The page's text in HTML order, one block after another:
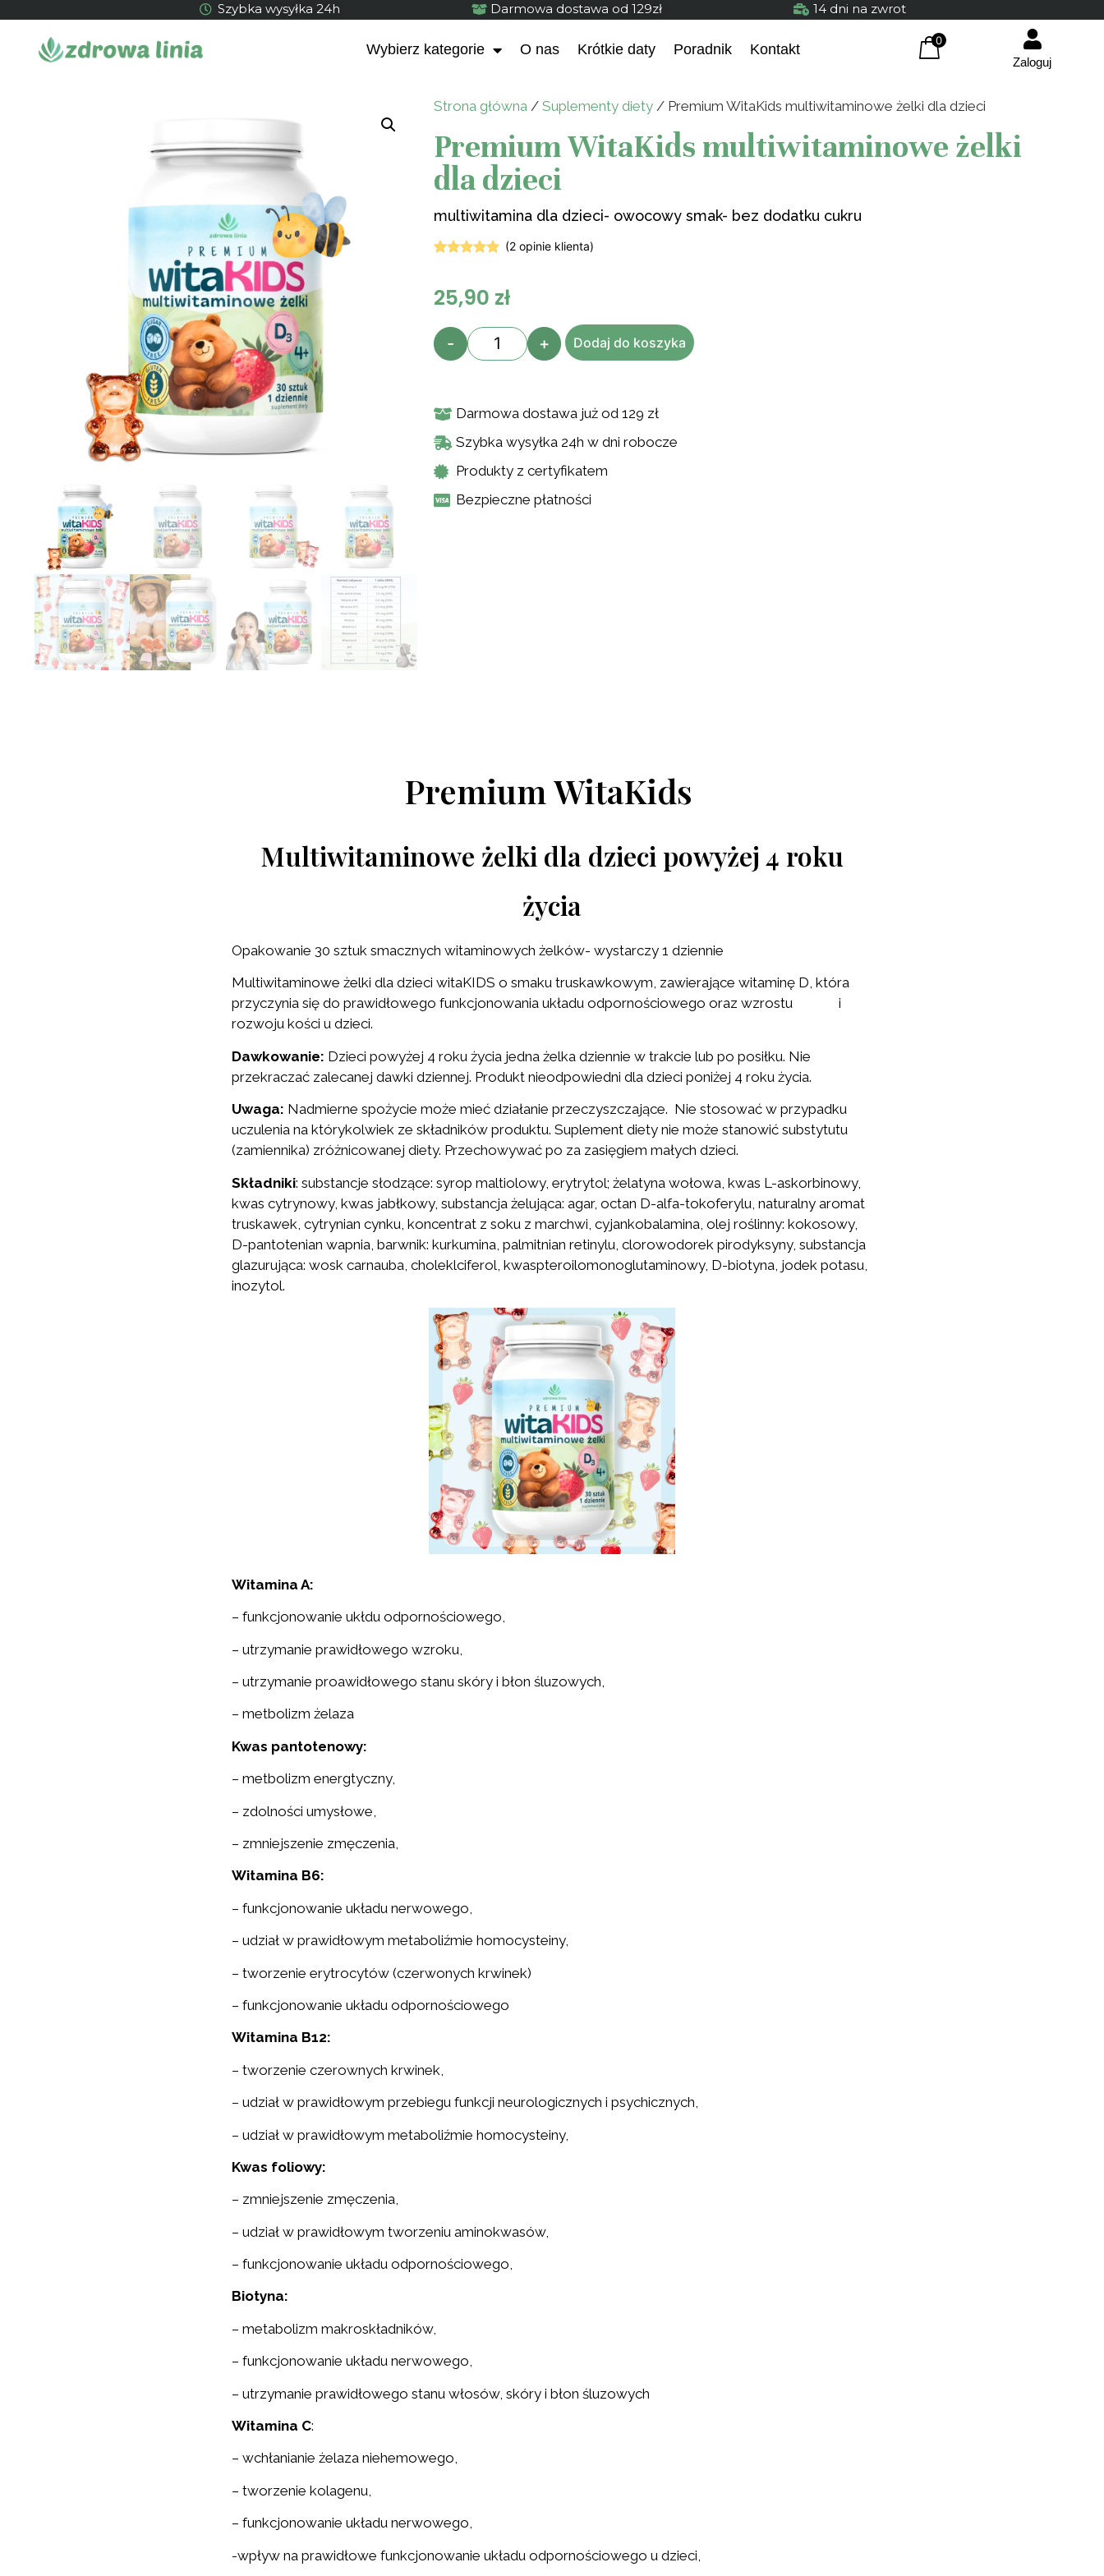
Szybka wysyłka 24h Darmowa dostawa od 129zł 14 dni na zwrot
Wybierz kategorie O nas Krótkie daty Poradnik Kontakt
0
Zaloguj
Strona główna/ Suplementy diety/ Premium WitaKids multiwitaminowe żelki dla dzieci
Premium WitaKids multiwitaminowe żelki
dla dzieci
multiwitamina dla dzieci- owocowy smak- bez dodatku cukru
na
podstawie
klientów
(2opinie klienta)
25,90 zł
- + Dodaj do koszyka
Darmowa dostawa już od 129 zł
Szybka wysyłka 24h w dni robocze
Produkty z certyfikatem
Bezpieczne płatności
Premium WitaKids
Multiwitaminowe żelki dla dzieci powyżej 4 roku
życia
Opakowanie 30 sztuk smacznych witaminowych żelków- wystarczy 1 dziennie
Multiwitaminowe żelki dla dzieci witaKIDS o smaku truskawkowym, zawierające witaminę D, która
przyczynia się do prawidłowego funkcjonowania układu odpornościowego oraz wzrostu i
rozwoju kości u dzieci.
Dawkowanie: Dzieci powyżej 4 roku życia jedna żelka dziennie w trakcie lub po posiłku. Nie
przekraczać zalecanej dawki dziennej. Produkt nieodpowiedni dla dzieci poniżej 4 roku życia.
Uwaga: Nadmierne spożycie może mieć działanie przeczyszczające. Nie stosować w przypadku
uczulenia na którykolwiek ze składników produktu. Suplement diety nie może stanowić substytutu
(zamiennika) zróżnicowanej diety. Przechowywać po za zasięgiem małych dzieci.
Składniki: substancje słodzące: syrop maltiolowy, erytrytol; żelatyna wołowa, kwas L-askorbinowy,
kwas cytrynowy, kwas jabłkowy, substancja żelująca: agar, octan D-alfa-tokoferylu, naturalny aromat
truskawek, cytrynian cynku, koncentrat z soku z marchwi, cyjankobalamina, olej roślinny: kokosowy,
D-pantotenian wapnia, barwnik: kurkumina, palmitnian retinylu, clorowodorek pirodyksyny, substancja
glazurująca: wosk carnauba, choleklciferol, kwaspteroilomonoglutaminowy, D-biotyna, jodek potasu,
inozytol.
Witamina A:
– funkcjonowanie ukłdu odpornościowego,
– utrzymanie prawidłowego wzroku,
– utrzymanie proawidłowego stanu skóry i błon śluzowych,
– metbolizm żelaza
Kwas pantotenowy:
– metbolizm energtyczny,
– zdolności umysłowe,
– zmniejszenie zmęczenia,
Witamina B6:
– funkcjonowanie układu nerwowego,
– udział w prawidłowym metaboliźmie homocysteiny,
– tworzenie erytrocytów (czerwonych krwinek)
– funkcjonowanie układu odpornościowego
Witamina B12:
– tworzenie czerownych krwinek,
– udział w prawidłowym przebiegu funkcji neurologicznych i psychicznych,
– udział w prawidłowym metaboliźmie homocysteiny,
Kwas foliowy:
– zmniejszenie zmęczenia,
– udział w prawidłowym tworzeniu aminokwasów,
– funkcjonowanie układu odpornościowego,
Biotyna:
– metabolizm makroskładników,
– funkcjonowanie układu nerwowego,
– utrzymanie prawidłowego stanu włosów, skóry i błon śluzowych
Witamina C:
– wchłanianie żelaza niehemowego,
– tworzenie kolagenu,
– funkcjonowanie układu nerwowego,
-wpływ na prawidłowe funkcjonowanie układu odpornościowego u dzieci,